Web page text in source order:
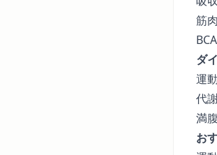
筋
ダ
運
代
満
お